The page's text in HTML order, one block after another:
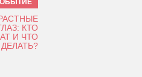
КТО
И ЧТО
ДЕЛАТЬ?